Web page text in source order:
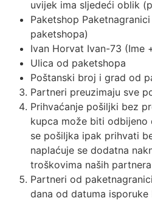
uvijek ima sljedeći oblik
Paketshop
paketshopa)
Ivan Horvat Ivan-73 (Ime
Ulica od paketshopa
Poštanski broj i grad od
Partneri preuzimaju sve
Prihvaćanje pošiljki bez
kupca može biti odbijeno
se pošiljka ipak prihvati
naplaćuje se dodatna
troškovima naših
Partneri od
dana od datuma